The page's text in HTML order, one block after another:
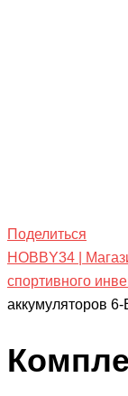
Поделиться
HOBBY34 |
спортивного
аккумуляторов